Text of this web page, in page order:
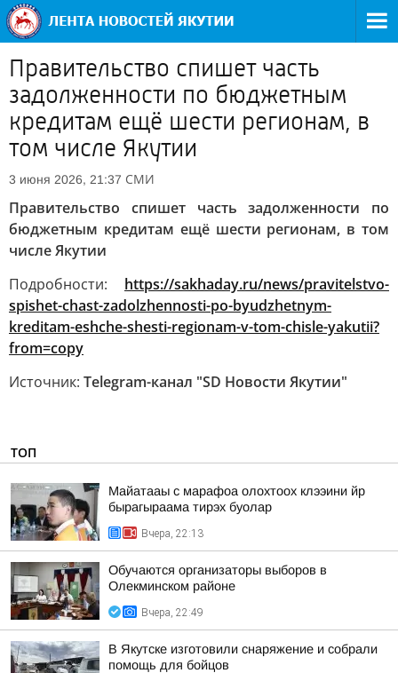
Правительство спишет часть
задолженности по бюджетным
кредитам ещё шести регионам, в
том числе Якутии
3 июня 2026, 21:37 СМИ
Правительство спишет часть задолженности по
бюджетным кредитам ещё шести регионам, в том
числе Якутии
Подробности: https://sakhaday.ru/news/pravitelstvo-
spishet-chast-zadolzhennosti-po-byudzhetnym-
kreditam-eshche-shesti-regionam-v-tom-chisle-yakutii?
from=copy
Источник: Telegram-канал "SD Новости Якутии"
ТОП
Майатааы с марафоа олохтоох клээини йр
бырагыраама тирэх буолар
Вчера, 22:13
Обучаются организаторы выборов в
Олекминском районе
Вчера, 22:49
В Якутске изготовили снаряжение и собрали
помощь для бойцов